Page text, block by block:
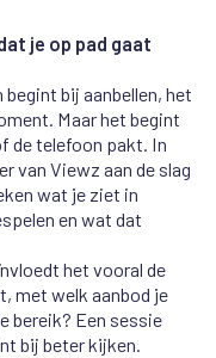
je op pad gaat
bij aanbellen, het
Maar het begint
de telefoon pakt. In
van Viewz aan de slag
wat je ziet in
en wat dat
het vooral de
met welk aanbod je
bereik? Een sessie
bij beter kijken.